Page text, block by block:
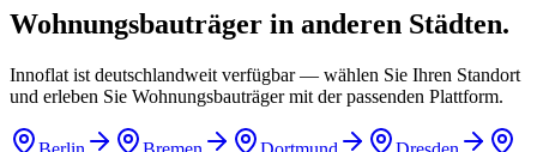
Wohnungsbauträger in anderen Städten.
Innoflat ist deutschlandweit verfügbar — wählen Sie Ihren Standort
und erleben Sie Wohnungsbauträger mit der passenden Plattform.